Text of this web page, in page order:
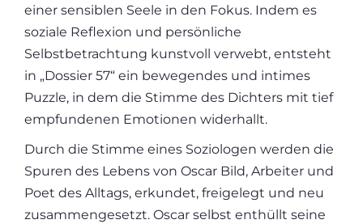
einer sensiblen Seele in den Fokus. Indem es
soziale Reflexion und persönliche
Selbstbetrachtung kunstvoll verwebt, entsteht
in „Dossier 57“ ein bewegendes und intimes
Puzzle, in dem die Stimme des Dichters mit tief
empfundenen Emotionen widerhallt.
Durch die Stimme eines Soziologen werden die
Spuren des Lebens von Oscar Bild, Arbeiter und
Poet des Alltags, erkundet, freigelegt und neu
zusammengesetzt. Oscar selbst enthüllt seine